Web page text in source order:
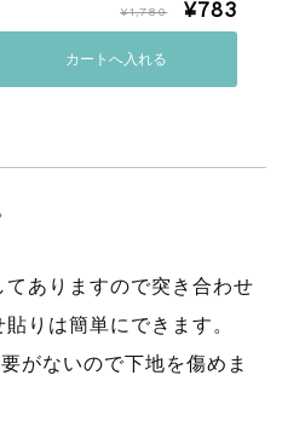
¥1,780 ¥783
ありますので突き合わせ
りは簡単にできます。
がないので下地を傷めま